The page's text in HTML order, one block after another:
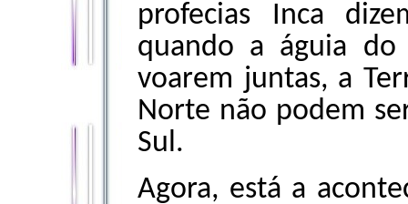
profecias Inca
quando a águia
voarem juntas, a
Norte não podem
Sul.
Agora, está a